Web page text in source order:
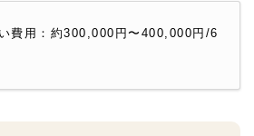
い費用：約300,000円〜400,000円/6